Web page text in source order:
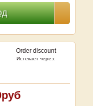
Order discount
Истекает через: